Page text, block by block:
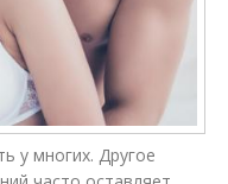
у многих. Другое